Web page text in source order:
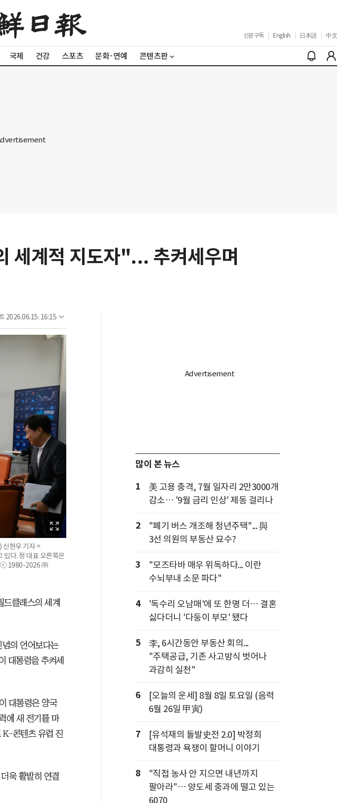
신문구독 English 日本語 中文
국제 건강 스포츠 문화·연예 콘텐츠판
세계적 지도자"... 추켜세우며
2026.06.15. 16:15
신현우 기자 =
있다. 정 대표 오른쪽은
ⓒ 1980-2026 ㈜
드클래스의 세계
의 언어보다는
대통령을 추켜세
대통령은 양국
에 새 전기를 마
K-콘텐츠 유럽 진
욱 활발히 연결
많이 본 뉴스
1
美 고용 충격, 7월 일자리 2만3000개
감소… '9월 금리 인상' 제동 걸리나
2
"폐기 버스 개조해 청년주택"... 與
3선 의원의 부동산 묘수?
3
"모즈타바 매우 위독하다... 이란
수뇌부내 소문 파다"
4
'독수리 오남매'에 또 한명 더… 결혼
싫다더니 '다둥이 부모' 됐다
5
李, 6시간동안 부동산 회의...
"주택공급, 기존 사고방식 벗어나
과감히 실천"
6
[오늘의 운세] 8월 8일 토요일 (음력
6월 26일 甲寅)
7
[유석재의 돌발史전 2.0] 박정희
대통령과 욕쟁이 할머니 이야기
8
"직접 농사 안 지으면 내년까지
팔아라"… 양도세 중과에 떨고 있는
6070